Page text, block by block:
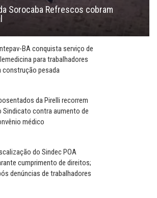
Sorocaba Refrescos cobram
BA conquista serviço de
para trabalhadores
construção pesada
da Pirelli recorrem
Sindicato contra aumento de
médico
do Sindec POA
cumprimento de direitos;
denúncias de trabalhadores